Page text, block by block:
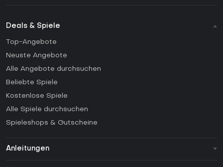
Deals & Spiele
Top-Angebote
Neuste Angebote
Alle Angebote durchsuchen
Beliebte Spiele
Kostenlose Spiele
Alle Spiele durchsuchen
Spieleshops & Gutscheine
Anleitungen